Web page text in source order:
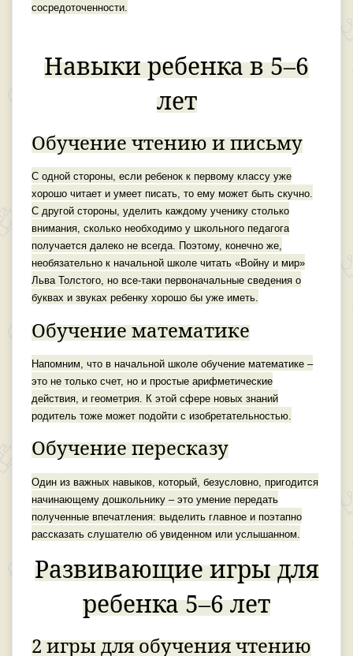
сосредоточенности.
Навыки ребенка в 5–6
лет
Обучение чтению и письму
С одной стороны, если ребенок к первому классу уже
хорошо читает и умеет писать, то ему может быть скучно.
С другой стороны, уделить каждому ученику столько
внимания, сколько необходимо у школьного педагога
получается далеко не всегда. Поэтому, конечно же,
необязательно к начальной школе читать «Войну и мир»
Льва Толстого, но все-таки первоначальные сведения о
буквах и звуках ребенку хорошо бы уже иметь.
Обучение математике
Напомним, что в начальной школе обучение математике –
это не только счет, но и простые арифметические
действия, и геометрия. К этой сфере новых знаний
родитель тоже может подойти с изобретательностью.
Обучение пересказу
Один из важных навыков, который, безусловно, пригодится
начинающему дошкольнику – это умение передать
полученные впечатления: выделить главное и поэтапно
рассказать слушателю об увиденном или услышанном.
Развивающие игры для
ребенка 5–6 лет
2 игры для обучения чтению